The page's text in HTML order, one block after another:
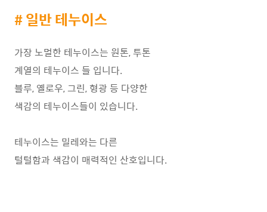
# 일반 테누이스
가장 노멀한 테누이스는 원톤, 투톤
계열의 테누이스 들 입니다.
블루, 옐로우, 그린, 형광 등 다양한
색감의 테누이스들이 있습니다.
테누이스는 밀레와는 다른
털털함과 색감이 매력적인 산호입니다.